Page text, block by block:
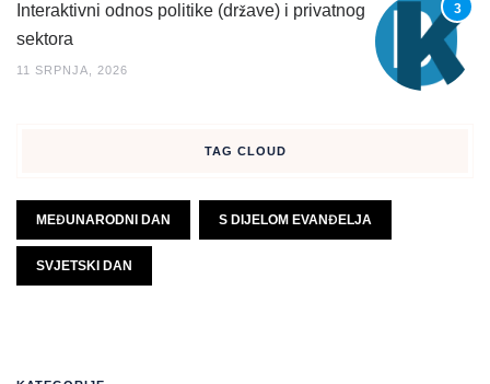
Interaktivni odnos politike (države) i privatnog
sektora
11 SRPNJA, 2026
TAG CLOUD
MEĐUNARODNI DAN S DIJELOM EVANĐELJA
SVJETSKI DAN